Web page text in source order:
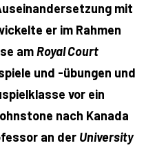
mit
er im Rahmen
amRoyal Court
und -übungen und
vor ein
nach Kanada
an der University